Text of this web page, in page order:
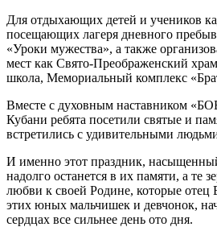
Для отдыхающих детей и учеников
посещающих лагеря дневного
«Уроки мужества», а также
мест как Свято-Преображенский
школа, Мемориальный комплекс
Вместе с духовным наставником
Кубани ребята посетили святые и
встретились с удивительными
И именно этот праздник,
надолго останется в их памяти, а те
любви к своей Родине, которые отец
этих юных мальчишек и девчонок,
сердцах все сильнее день ото дня.